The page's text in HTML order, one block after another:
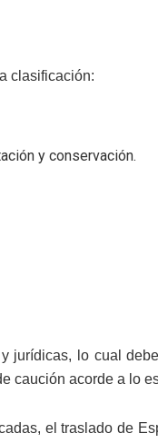
clasificación:
y conservación.
jurídicas, lo cual
caución acorde a lo
el traslado de